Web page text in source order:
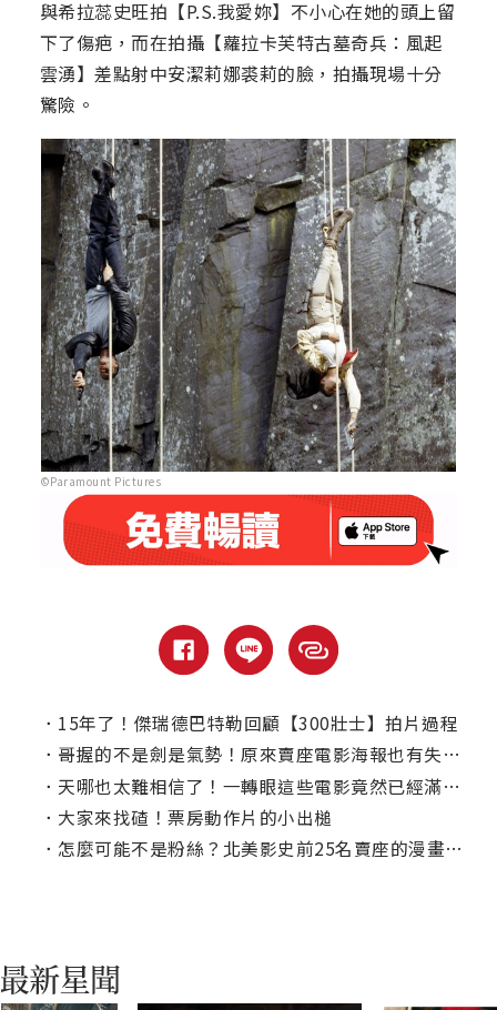
與希拉蕊史旺拍【P.S.我愛妳】不小心在她的頭上留
下了傷疤，而在拍攝【蘿拉卡芙特古墓奇兵：風起
雲湧】差點射中安潔莉娜裘莉的臉，拍攝現場十分
驚險。
©Paramount Pictures
． 15年了！傑瑞德巴特勒回顧【300壯士】拍片過程
． 哥握的不是劍是氣勢！原來賣座電影海報也有失誤的時候！
． 天哪也太難相信了！一轉眼這些電影竟然已經滿10年了
． 大家來找碴！票房動作片的小出槌
． 怎麼可能不是粉絲？北美影史前25名賣座的漫畫改編電影